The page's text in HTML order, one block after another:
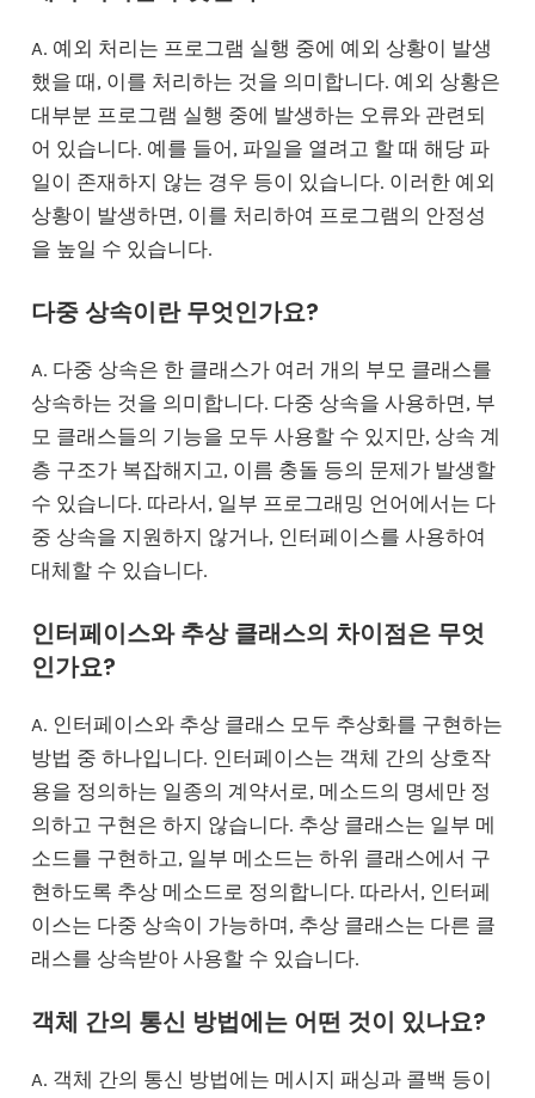
A. 예외 처리는 프로그램 실행 중에 예외 상황이 발생
했을 때, 이를 처리하는 것을 의미합니다. 예외 상황은
대부분 프로그램 실행 중에 발생하는 오류와 관련되
어 있습니다. 예를 들어, 파일을 열려고 할 때 해당 파
일이 존재하지 않는 경우 등이 있습니다. 이러한 예외
상황이 발생하면, 이를 처리하여 프로그램의 안정성
을 높일 수 있습니다.
다중 상속이란 무엇인가요?
A. 다중 상속은 한 클래스가 여러 개의 부모 클래스를
상속하는 것을 의미합니다. 다중 상속을 사용하면, 부
모 클래스들의 기능을 모두 사용할 수 있지만, 상속 계
층 구조가 복잡해지고, 이름 충돌 등의 문제가 발생할
수 있습니다. 따라서, 일부 프로그래밍 언어에서는 다
중 상속을 지원하지 않거나, 인터페이스를 사용하여
대체할 수 있습니다.
인터페이스와 추상 클래스의 차이점은 무엇
인가요?
A. 인터페이스와 추상 클래스 모두 추상화를 구현하는
방법 중 하나입니다. 인터페이스는 객체 간의 상호작
용을 정의하는 일종의 계약서로, 메소드의 명세만 정
의하고 구현은 하지 않습니다. 추상 클래스는 일부 메
소드를 구현하고, 일부 메소드는 하위 클래스에서 구
현하도록 추상 메소드로 정의합니다. 따라서, 인터페
이스는 다중 상속이 가능하며, 추상 클래스는 다른 클
래스를 상속받아 사용할 수 있습니다.
객체 간의 통신 방법에는 어떤 것이 있나요?
A. 객체 간의 통신 방법에는 메시지 패싱과 콜백 등이